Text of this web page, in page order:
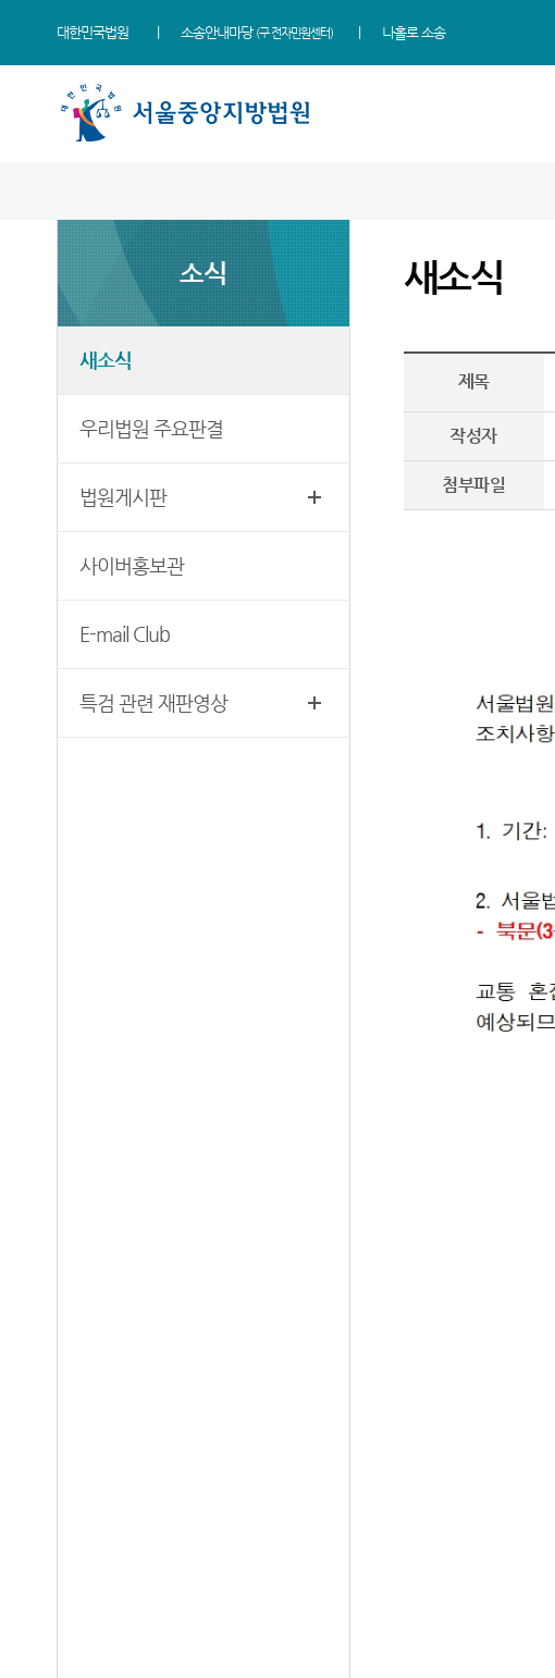
대한민국법원 소송안내마당 (구 전자민원센터) 나홀로 소송
조직 및 전화번호
등기국/소
찾아오시는 길
보안검색
우리법원 주요판결
법원 게시판
특검 관련 재판영상
법률상담안내
자주묻는질문
(종합민원지원센터 상담예약)
신청 안내
자주 사용하는 양식모음
서울법원종합청사 집행문 등
지식재산 전문재판부
IP Chambers
민생전담재판부
판결서 인터넷열람
부조리 신고센터
법원견학
정보공개
소식
새소식
우리법원 주요판결
법원게시판
사이버홍보관
E-mail Club
특검 관련 재판영상
새소식
제목
작성자
첨부파일